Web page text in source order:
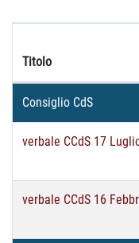
Titolo
Consiglio CdS
verbale CCdS 17
verbale CCdS 16